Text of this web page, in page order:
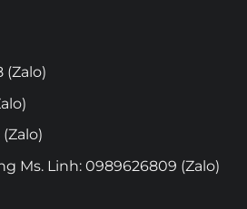
(Zalo)
Ms. Linh: 0989626809 (Zalo)